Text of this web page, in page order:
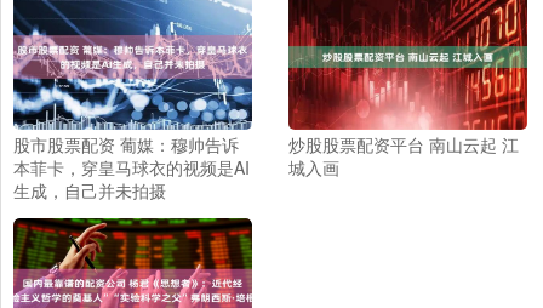
股市股票配资 葡媒：穆帅告诉
本菲卡，穿皇马球衣的视频是AI
生成，自己并未拍摄
炒股股票配资平台 南山云起 江
城入画